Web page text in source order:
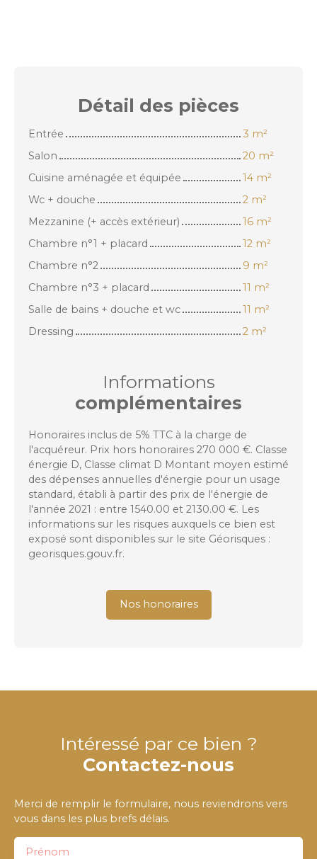
Détail des pièces
Entrée
3 m²
Salon
20 m²
Cuisine aménagée et équipée
14 m²
Wc + douche
2 m²
Mezzanine (+ accès extérieur)
16 m²
Chambre n°1 + placard
12 m²
Chambre n°2
9 m²
Chambre n°3 + placard
11 m²
Salle de bains + douche et wc
11 m²
Dressing
2 m²
Informations
complémentaires
Honoraires inclus de 5% TTC à la charge de
l'acquéreur. Prix hors honoraires 270 000 €. Classe
énergie D, Classe climat D Montant moyen estimé
des dépenses annuelles d'énergie pour un usage
standard, établi à partir des prix de l'énergie de
l'année 2021 : entre 1540.00 et 2130.00 €. Les
informations sur les risques auxquels ce bien est
exposé sont disponibles sur le site Géorisques :
georisques.gouv.fr.
Nos honoraires
Intéressé par ce bien ?
Contactez-nous
Merci de remplir le formulaire, nous reviendrons vers
vous dans les plus brefs délais.
Prénom